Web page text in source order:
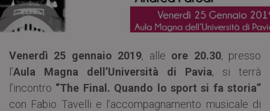
Venerdì 25 gennaio 2019, alle ore 20.30, presso
l’Aula Magna dell’Università di Pavia, si terrà
l’incontro “The Final. Quando lo sport si fa storia”
con Fabio Tavelli e l’accompagnamento musicale di